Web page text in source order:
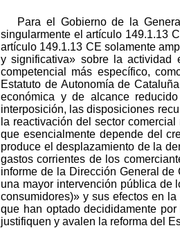
Para el Gobierno de la
singularmente el artículo 149.1.13
artículo 149.1.13 CE solamente
y significativa» sobre la actividad
competencial más específico,
Estatuto de Autonomía de
económica y de alcance
interposición, las disposiciones
la reactivación del sector
que esencialmente depende del
produce el desplazamiento de la
gastos corrientes de los
informe de la Dirección General
una mayor intervención pública de
consumidores)» y sus efectos en
que han optado decididamente
justifiquen y avalen la reforma del